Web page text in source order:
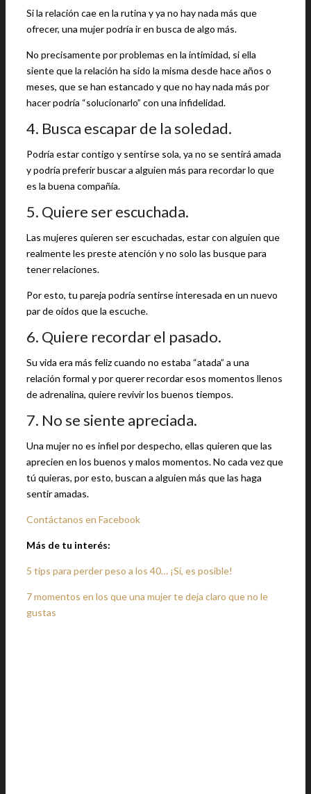
Si la relación cae en la rutina y ya no hay nada más que
ofrecer, una mujer podría ir en busca de algo más.
No precisamente por problemas en la intimidad, si ella
siente que la relación ha sido la misma desde hace años o
meses, que se han estancado y que no hay nada más por
hacer podría “solucionarlo” con una infidelidad.
4. Busca escapar de la soledad.
Podría estar contigo y sentirse sola, ya no se sentirá amada
y podría preferir buscar a alguien más para recordar lo que
es la buena compañía.
5. Quiere ser escuchada.
Las mujeres quieren ser escuchadas, estar con alguien que
realmente les preste atención y no solo las busque para
tener relaciones.
Por esto, tu pareja podría sentirse interesada en un nuevo
par de oídos que la escuche.
6. Quiere recordar el pasado.
Su vida era más feliz cuando no estaba “atada” a una
relación formal y por querer recordar esos momentos llenos
de adrenalina, quiere revivir los buenos tiempos.
7. No se siente apreciada.
Una mujer no es infiel por despecho, ellas quieren que las
aprecien en los buenos y malos momentos. No cada vez que
tú quieras, por esto, buscan a alguien más que las haga
sentir amadas.
Contáctanos en Facebook
Más de tu interés:
5 tips para perder peso a los 40… ¡Sí, es posible!
7 momentos en los que una mujer te deja claro que no le
gustas